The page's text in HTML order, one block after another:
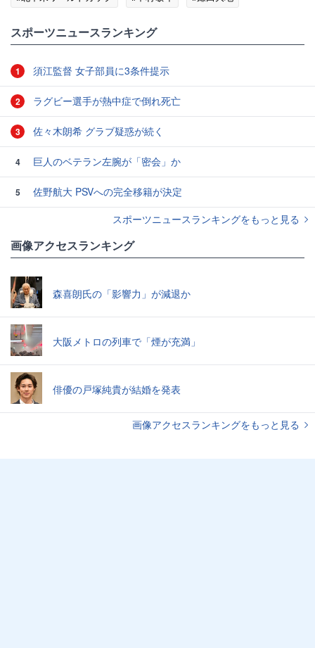
スポーツニュースランキング
1 須江監督 女子部員に3条件提示
2 ラグビー選手が熱中症で倒れ死亡
3 佐々木朗希 グラブ疑惑が続く
4 巨人のベテラン左腕が「密会」か
5
佐野航大 PSVへの完全移籍が決定
スポーツニュースランキングをもっと見る
画像アクセスランキング
森喜朗氏の「影響力」が減退か
大阪メトロの列車で「煙が充満」
俳優の戸塚純貴が結婚を発表
画像アクセスランキングをもっと見る